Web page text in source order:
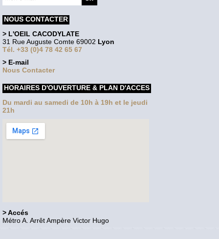
NOUS CONTACTER
> L'OEIL CACODYLATE
31 Rue Auguste Comte 69002 Lyon
Tél. +33 (0)4 78 42 65 67
> E-mail
Nous Contacter
HORAIRES D'OUVERTURE & PLAN D'ACCES
Du mardi au samedi de 10h à 19h et le jeudi
21h
> Accés
Métro A. Arrêt Ampère Victor Hugo